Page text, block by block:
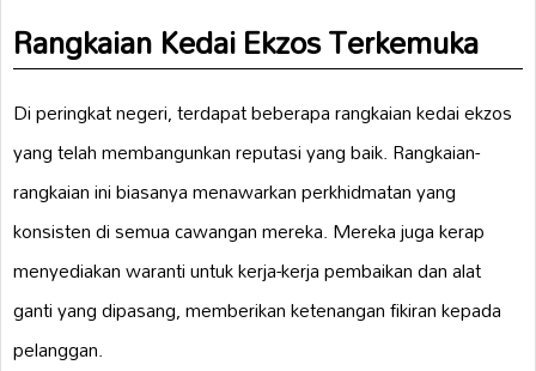
Rangkaian Kedai Ekzos Terkemuka
Di peringkat negeri, terdapat beberapa rangkaian kedai ekzos
yang telah membangunkan reputasi yang baik. Rangkaian-
rangkaian ini biasanya menawarkan perkhidmatan yang
konsisten di semua cawangan mereka. Mereka juga kerap
menyediakan waranti untuk kerja-kerja pembaikan dan alat
ganti yang dipasang, memberikan ketenangan fikiran kepada
pelanggan.